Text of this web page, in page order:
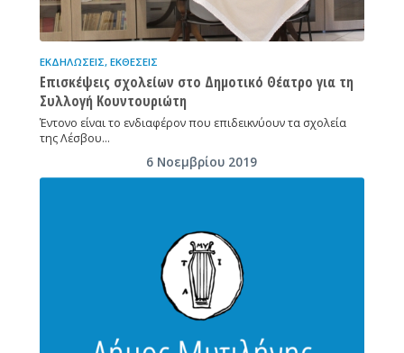
ΕΚΔΗΛΏΣΕΙΣ, ΕΚΘΈΣΕΙΣ
Επισκέψεις σχολείων στο Δημοτικό Θέατρο για τη
Συλλογή Κουντουριώτη
Έντονο είναι το ενδιαφέρον που επιδεικνύουν τα σχολεία
της Λέσβου…
6 Νοεμβρίου 2019